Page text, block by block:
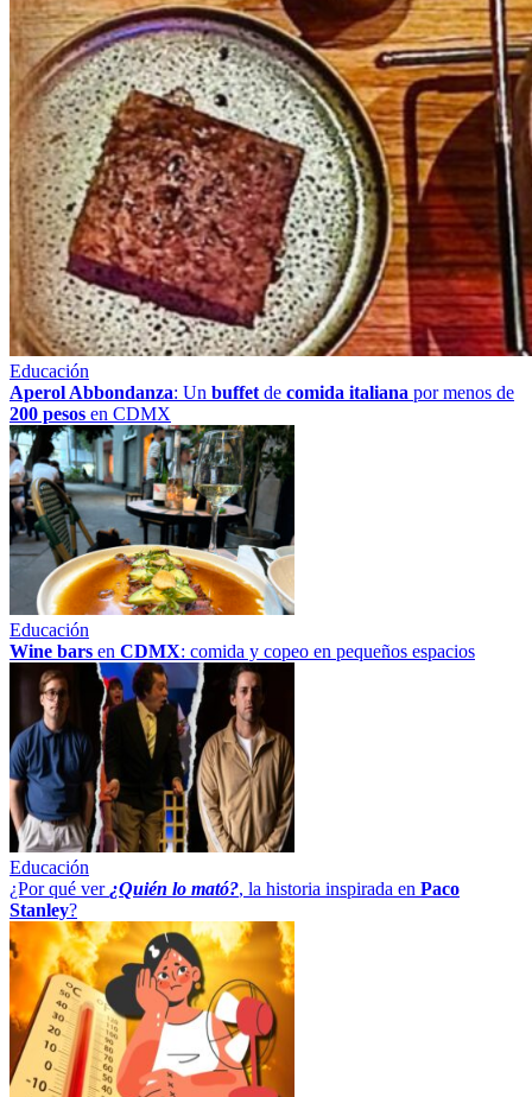
Educación
Aperol Abbondanza: Un buffet de comida italiana por menos de
200 pesos en CDMX
Educación
Wine bars en CDMX: comida y copeo en pequeños espacios
Educación
¿Por qué ver ¿Quién lo mató?, la historia inspirada en Paco
Stanley?